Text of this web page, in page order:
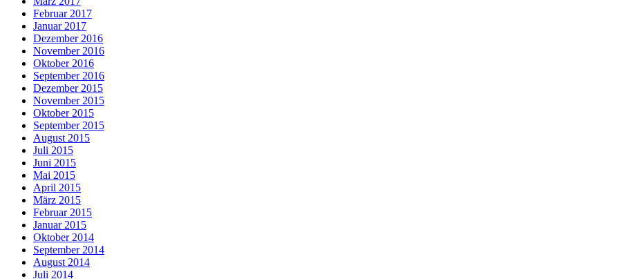
Februar 2017
Januar 2017
Dezember 2016
November 2016
Oktober 2016
September 2016
Dezember 2015
November 2015
Oktober 2015
September 2015
August 2015
Juli 2015
Juni 2015
Mai 2015
April 2015
März 2015
Februar 2015
Januar 2015
Oktober 2014
September 2014
August 2014
Juli 2014